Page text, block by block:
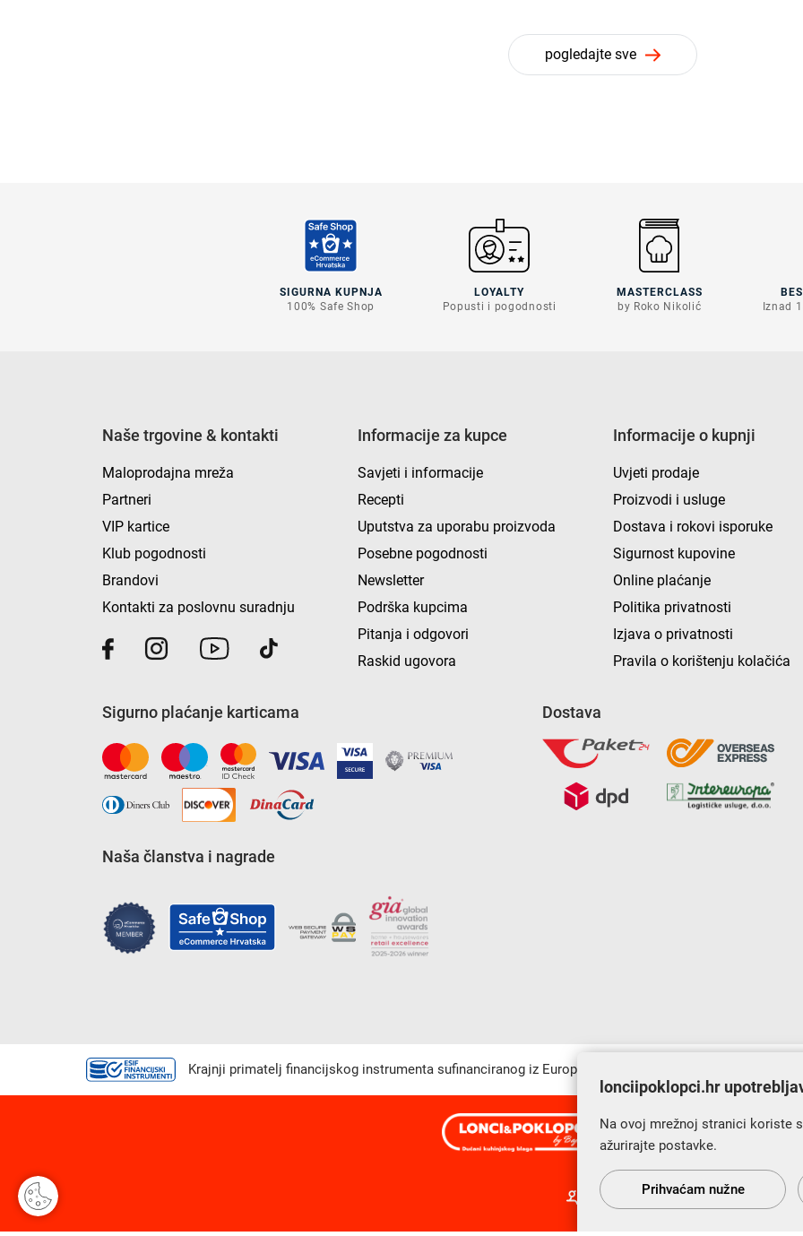
pogledajte sve
SIGURNA KUPNJA
100% Safe Shop
LOYALTY
Popusti i pogodnosti
MASTERCLASS
by Roko Nikolić
Iznad
Naše trgovine & kontakti
Maloprodajna mreža
Partneri
VIP kartice
Klub pogodnosti
Brandovi
Kontakti za poslovnu suradnju
Informacije za kupce
Savjeti i informacije
Recepti
Uputstva za uporabu proizvoda
Posebne pogodnosti
Newsletter
Podrška kupcima
Pitanja i odgovori
Raskid ugovora
Informacije o kupnji
Uvjeti prodaje
Proizvodi i usluge
Dostava i rokovi isporuke
Sigurnost kupovine
Online plaćanje
Politika privatnosti
Izjava o privatnosti
Pravila o korištenju kolačića
Sigurno plaćanje karticama
Naša članstva i nagrade
Dostava
Krajnji primatelj financijskog instrumenta sufinanciranog iz Europskog fonda za regionalni razvoj u
s Vama od 2014. godine!
lonciipoklopci.hr
Na ovoj mrežnoj stranici koriste
ažurirajte postavke.
Prihvaćam nužne